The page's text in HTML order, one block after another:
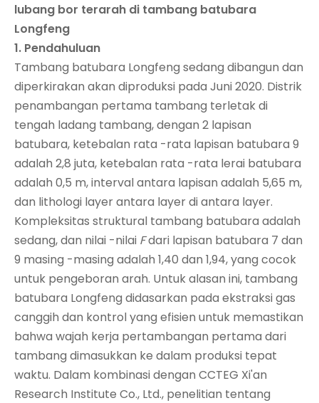
lubang bor terarah di tambang batubara
Longfeng
1. Pendahuluan
Tambang batubara Longfeng sedang dibangun dan
diperkirakan akan diproduksi pada Juni 2020. Distrik
penambangan pertama tambang terletak di
tengah ladang tambang, dengan 2 lapisan
batubara, ketebalan rata -rata lapisan batubara 9
adalah 2,8 juta, ketebalan rata -rata lerai batubara
adalah 0,5 m, interval antara lapisan adalah 5,65 m,
dan lithologi layer antara layer di antara layer.
Kompleksitas struktural tambang batubara adalah
sedang, dan nilai -nilai Fdari lapisan batubara 7 dan
9 masing -masing adalah 1,40 dan 1,94, yang cocok
untuk pengeboran arah. Untuk alasan ini, tambang
batubara Longfeng didasarkan pada ekstraksi gas
canggih dan kontrol yang efisien untuk memastikan
bahwa wajah kerja pertambangan pertama dari
tambang dimasukkan ke dalam produksi tepat
waktu. Dalam kombinasi dengan CCTEG Xi'an
Research Institute Co., Ltd., penelitian tentang